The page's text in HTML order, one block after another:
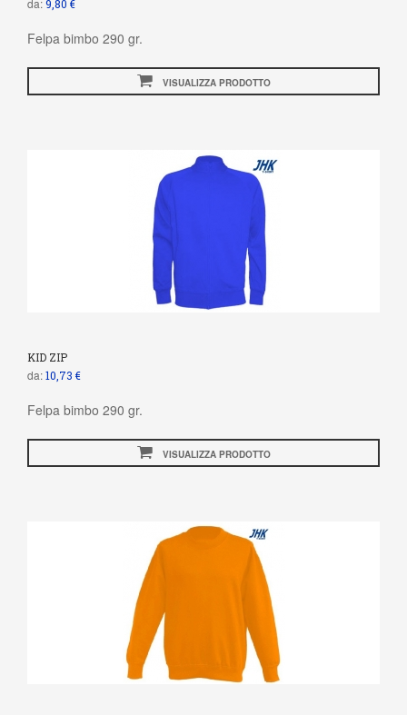
da:9,80 €
Felpa bimbo 290 gr.
VISUALIZZA PRODOTTO
KID ZIP
da:10,73 €
Felpa bimbo 290 gr.
VISUALIZZA PRODOTTO